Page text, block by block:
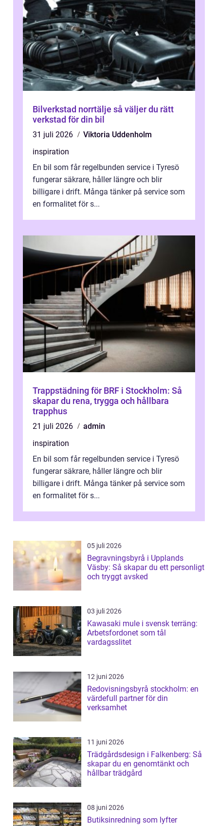
Bilverkstad norrtälje så väljer du rätt
verkstad för din bil
31 juli 2026
Viktoria Uddenholm
inspiration
En bil som får regelbunden service i Tyresö
fungerar säkrare, håller längre och blir
billigare i drift. Många tänker på service som
en formalitet för s...
Trappstädning för BRF i Stockholm: Så
skapar du rena, trygga och hållbara
trapphus
21 juli 2026
admin
inspiration
En bil som får regelbunden service i Tyresö
fungerar säkrare, håller längre och blir
billigare i drift. Många tänker på service som
en formalitet för s...
05 juli 2026
Begravningsbyrå i Upplands
Väsby: Så skapar du ett personligt
och tryggt avsked
03 juli 2026
Kawasaki mule i svensk terräng:
Arbetsfordonet som tål
vardagsslitet
12 juni 2026
Redovisningsbyrå stockholm: en
värdefull partner för din
verksamhet
11 juni 2026
Trädgårdsdesign i Falkenberg: Så
skapar du en genomtänkt och
hållbar trädgård
08 juni 2026
Butiksinredning som lyfter